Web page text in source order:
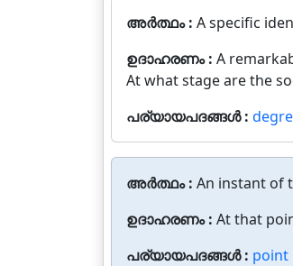
അർത്ഥം : A specific
ഉദാഹരണം : A
At what stage are the
പര്യായപദങ്ങൾ :
അർത്ഥം : An instant of
ഉദാഹരണം : At that
പര്യായപദങ്ങൾ : point